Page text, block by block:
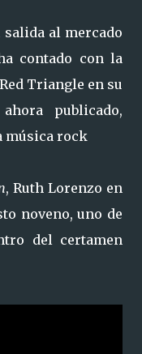
salida al mercado
contado con la
Triangle en su
publicado,
música rock
, Ruth Lorenzo en
noveno, uno de
del certamen